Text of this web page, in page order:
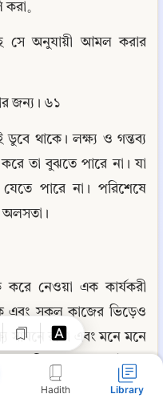
Hadith Library
。
সে অনুযায়ী আমল করার
জন্য। ৬১
ডুবে থাকে। লক্ষ্য ও গন্তব্য
তা বুঝতে পারে না। যা
পারে না। পরিশেষে
অলসতা।
করে নেওয়া এক কার্যকরী
এবং সকল কাজের ভিড়েও
সামনে রাখা এবং মনে মনে
বাড়িয়ে দেয়। মর্যাদা ও
মাঝে বিশাল ব্যবধান গড়ে